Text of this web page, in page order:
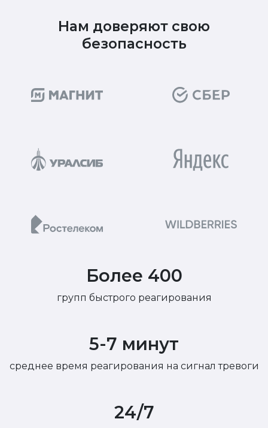
Нам доверяют свою
безопасность
Более 400
групп быстрого реагирования
5-7 минут
среднее время реагирования на сигнал тревоги
24/7